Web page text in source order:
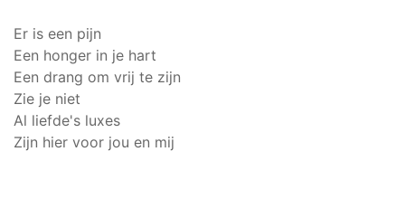
Er is een pijn
Een honger in je hart
Een drang om vrij te zijn
Zie je niet
Al liefde's luxes
Zijn hier voor jou en mij